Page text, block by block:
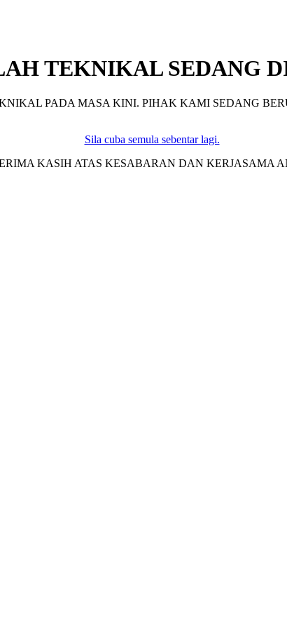
TEKNIKAL SEDANG
PADA MASA KINI. PIHAK KAMI SEDANG
Sila cuba semula sebentar lagi.
KASIH ATAS KESABARAN DAN KERJASAMA